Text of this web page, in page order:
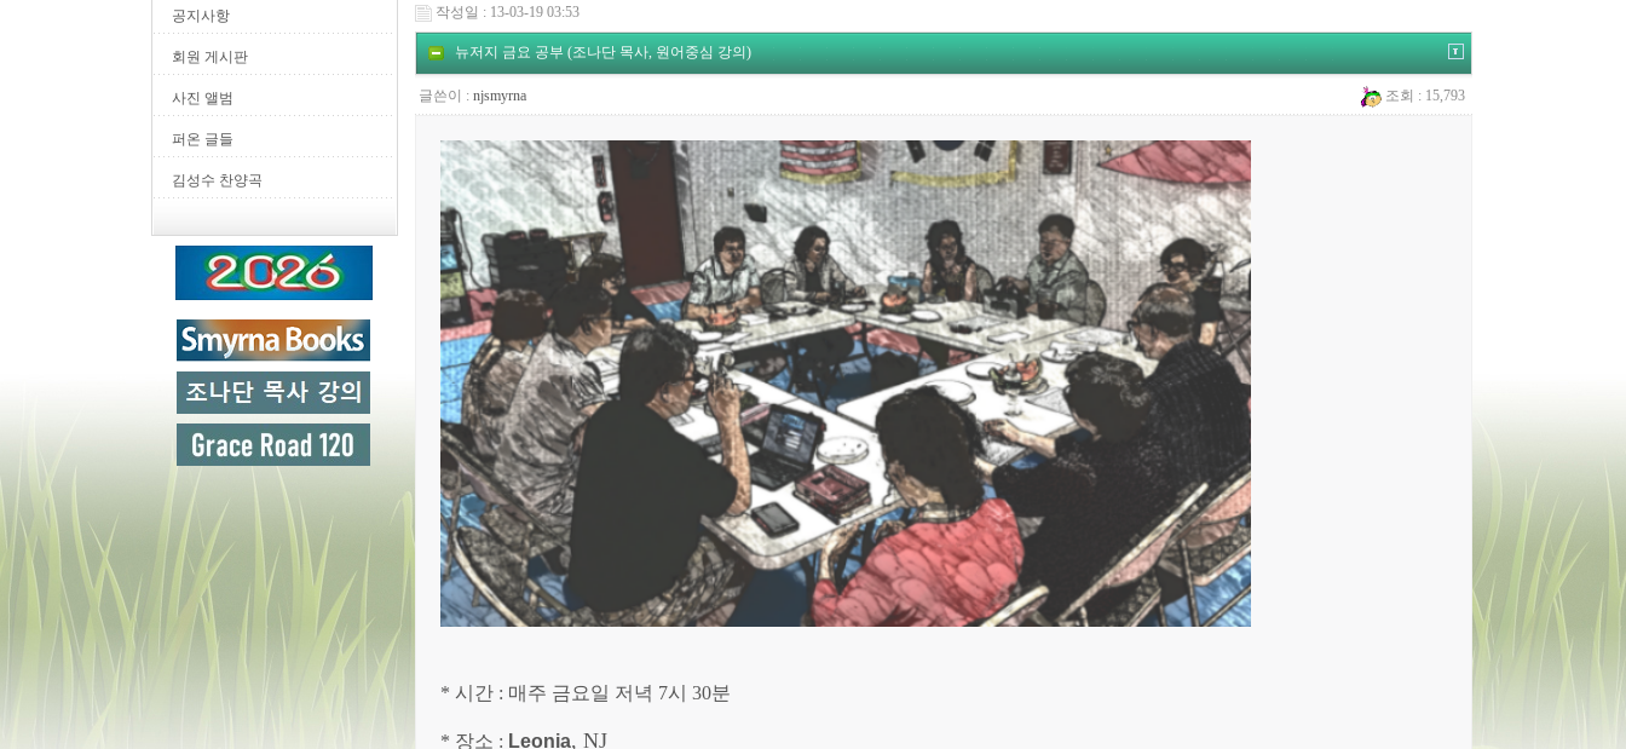
공지사항
회원 게시판
사진 앨범
퍼온 글들
김성수 찬양곡
작성일 : 13-03-19 03:53
뉴저지 금요 공부 (조나단 목사, 원어중심 강의)
글쓴이 : njsmyrna 조회 : 15,793
* 시간 : 매주 금요일 저녁 7시 30분
* 장소 : Leonia, NJ